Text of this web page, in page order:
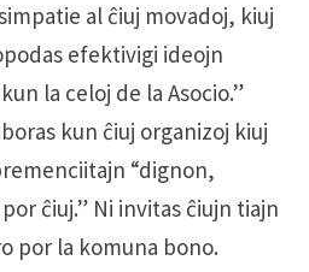
al ĉiuj movadoj, kiuj
efektivigi ideojn
la celoj de la Asocio.”
kun ĉiuj organizoj kiuj
“dignon,
ĉiuj.” Ni invitas ĉiujn tiajn
por la komuna bono.